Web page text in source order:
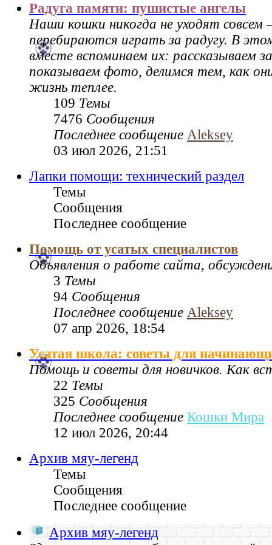
Радуга памяти: пушистые ангелы
Наши кошки никогда не уходят
перебираются играть за радугу. В
вместе вспоминаем их: рассказываем
показываем фото, делимся тем, как
жизнь теплее.
109 Темы
7476 Сообщения
Последнее сообщение Aleksey
03 июл 2026, 21:51
Лапки помощи: технический раздел
Темы
Сообщения
Последнее сообщение
Помощь от усатых специалистов
Объявления о работе сайта,
3 Темы
94 Сообщения
Последнее сообщение Aleksey
07 апр 2026, 18:54
Усатая школа: советы для
Помощь и советы для новичков. Как
22 Темы
325 Сообщения
Последнее сообщение Кошки Мира
12 июл 2026, 20:44
Архив мяу-легенд
Темы
Сообщения
Последнее сообщение
Архив мяу-легенд